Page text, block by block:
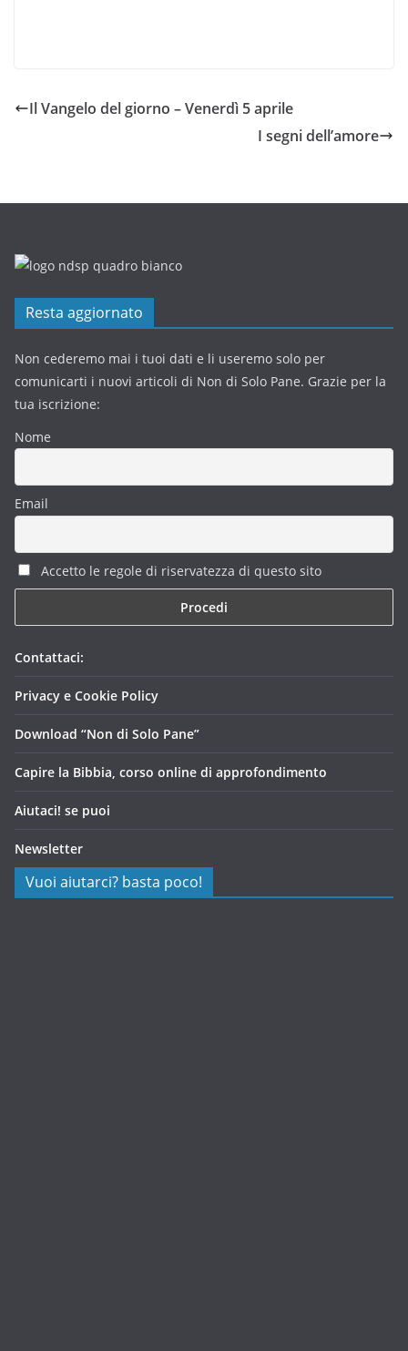
Il Vangelo del giorno – Venerdì 5 aprile
I segni dell’amore
Resta aggiornato
Non cederemo mai i tuoi dati e li useremo solo per
comunicarti i nuovi articoli di Non di Solo Pane. Grazie per la
tua iscrizione:
Nome
Email
Accetto le regole di riservatezza di questo sito
Contattaci:
Privacy e Cookie Policy
Download “Non di Solo Pane”
Capire la Bibbia, corso online di approfondimento
Aiutaci! se puoi
Newsletter
Vuoi aiutarci? basta poco!